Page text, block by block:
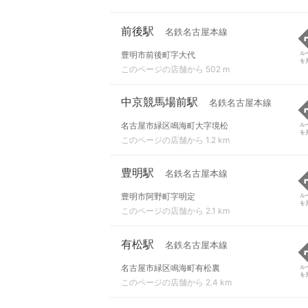
前後駅 名鉄名古屋本線
豊明市前後町字大代
このページの店舗から 502 m
ル
を
中京競馬場前駅 名鉄名古屋本線
名古屋市緑区鳴海町大字境松
このページの店舗から 1.2 km
ル
を
豊明駅 名鉄名古屋本線
豊明市阿野町字明定
このページの店舗から 2.1 km
ル
を
有松駅 名鉄名古屋本線
名古屋市緑区鳴海町有松裏
このページの店舗から 2.4 km
ル
を